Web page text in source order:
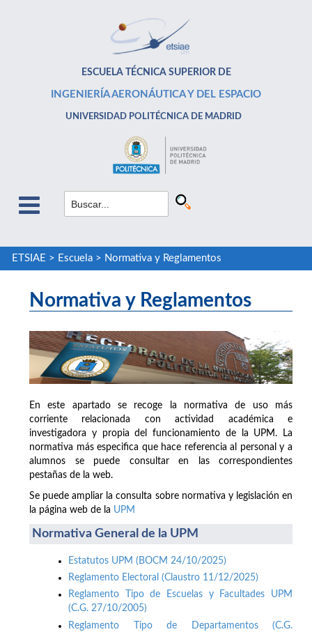
ESCUELA TÉCNICA SUPERIOR DE
INGENIERÍA AERONÁUTICA Y DEL ESPACIO
UNIVERSIDAD POLITÉCNICA DE MADRID
ETSIAE > Escuela> Normativa y Reglamentos
Normativa y Reglamentos
En este apartado se recoge la normativa de uso más
corriente relacionada con actividad académica e
investigadora y propia del funcionamiento de la UPM. La
normativa más especifica que hace referencia al personal y a
alumnos se puede consultar en las correspondientes
pestañas de la web.
Se puede ampliar la consulta sobre normativa y legislación en
la página web de la UPM
Normativa General de la UPM
Estatutos UPM (BOCM 24/10/2025)
Reglamento Electoral (Claustro 11/12/2025)
Reglamento Tipo de Escuelas y Facultades UPM
(C.G. 27/10/2005)
Reglamento Tipo de Departamentos (C.G.